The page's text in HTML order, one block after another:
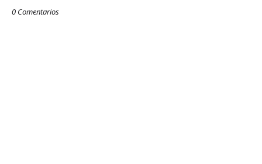
0 Comentarios